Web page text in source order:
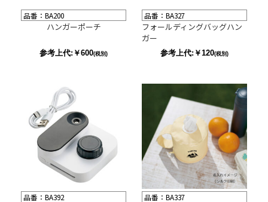
品番：BA200
ハンガーポーチ
参考上代:￥600(税別)
品番：BA327
フォールディングバッグハン
ガー
参考上代:￥120(税別)
品番：BA392 品番：BA337